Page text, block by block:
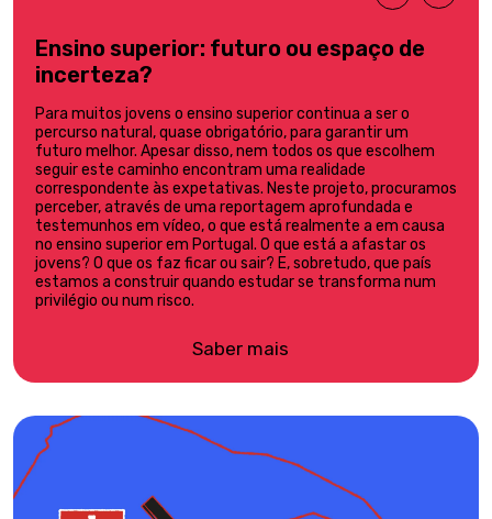
Ensino superior: futuro ou espaço de
incerteza?
Para muitos jovens o ensino superior continua a ser o
percurso natural, quase obrigatório, para garantir um
futuro melhor. Apesar disso, nem todos os que escolhem
seguir este caminho encontram uma realidade
correspondente às expetativas. Neste projeto, procuramos
perceber, através de uma reportagem aprofundada e
testemunhos em vídeo, o que está realmente a em causa
no ensino superior em Portugal. O que está a afastar os
jovens? O que os faz ficar ou sair? E, sobretudo, que país
estamos a construir quando estudar se transforma num
privilégio ou num risco.
Saber mais